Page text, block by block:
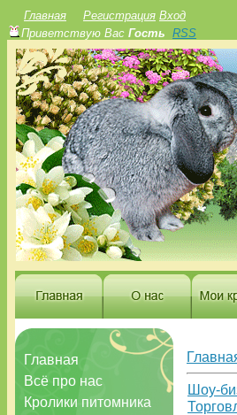
Главная Регистрация Вход
Приветствую Вас Гость RSS
Главная
Всё про нас
Кролики питомника
Шоу-